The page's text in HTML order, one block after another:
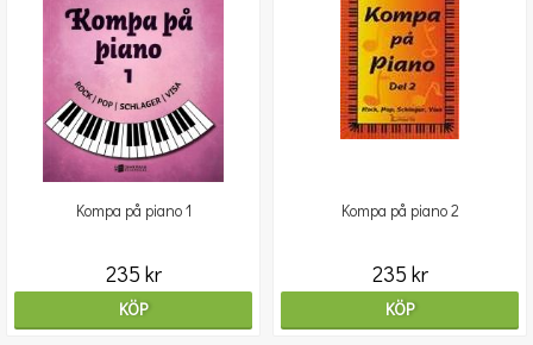
Kompa på piano 1
235 kr
KÖP
Kompa på piano 2
235 kr
KÖP